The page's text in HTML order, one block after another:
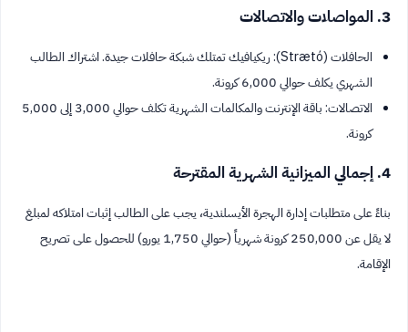
3. المواصلات والاتصالات
الحافلات (Strætó): ريكيافيك تمتلك شبكة حافلات جيدة. اشتراك الطالب
الشهري يكلف حوالي 6,000 كرونة.
الاتصالات: باقة الإنترنت والمكالمات الشهرية تكلف حوالي 3,000 إلى 5,000
كرونة.
4. إجمالي الميزانية الشهرية المقترحة
بناءً على متطلبات إدارة الهجرة الأيسلندية، يجب على الطالب إثبات امتلاكه لمبلغ
لا يقل عن 250,000 كرونة شهرياً (حوالي 1,750 يورو) للحصول على تصريح
الإقامة.